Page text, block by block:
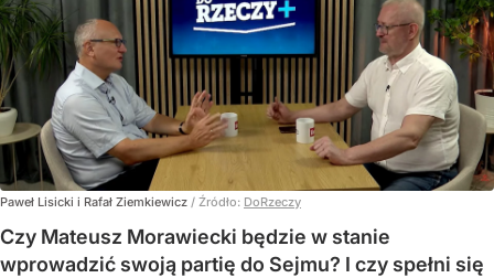
Paweł Lisicki i Rafał Ziemkiewicz / Źródło: DoRzeczy
Czy Mateusz Morawiecki będzie w stanie
wprowadzić swoją partię do Sejmu? I czy spełni się